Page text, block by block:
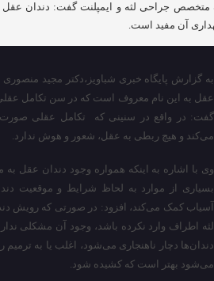
متخصص جراحی لثه و ایمپلنت گفت: دندان
آن مفید است.
به گزارش پایگاه خبری شباویز،دکتر مجید منصوری
گفت: در واقع در سنینی که تکامل عقلی
می‌کند و هیچ ربطی به عقل، شعور و هوش ندارد.
وی با اشاره به اینکه همواره وجود دندان عقل
بسیاری از موارد به لحاظ شرایط و موقعیت
آسیاب کمک می‌کند، افزود: در صورتی که رویش
لثه اطراف وارد نکرده باشد، وجود آن مشکلی
دندان‌ها دچار ناهنجاری می‌شود، اغلب یا به
می‌شود بهتر است که کشیده شود.